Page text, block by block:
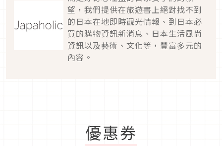
望，我們提供在旅遊書上絕對找不到
的日本在地即時觀光情報、到日本必
買的購物資訊新消息、日本生活風尚
資訊以及藝術、文化等，豐富多元的
內容。
優惠券